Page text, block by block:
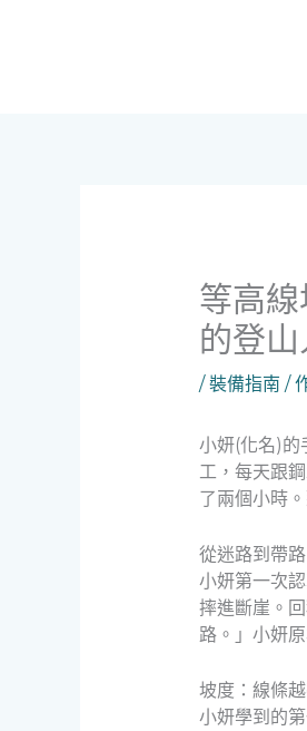
等高
的登
/裝備指南 /
小妍(化名)的
工，每天跟
了兩個小時
從迷路到帶
小妍第一次
摔進斷崖。
路。」小妍
坡度：線條
小妍學到的